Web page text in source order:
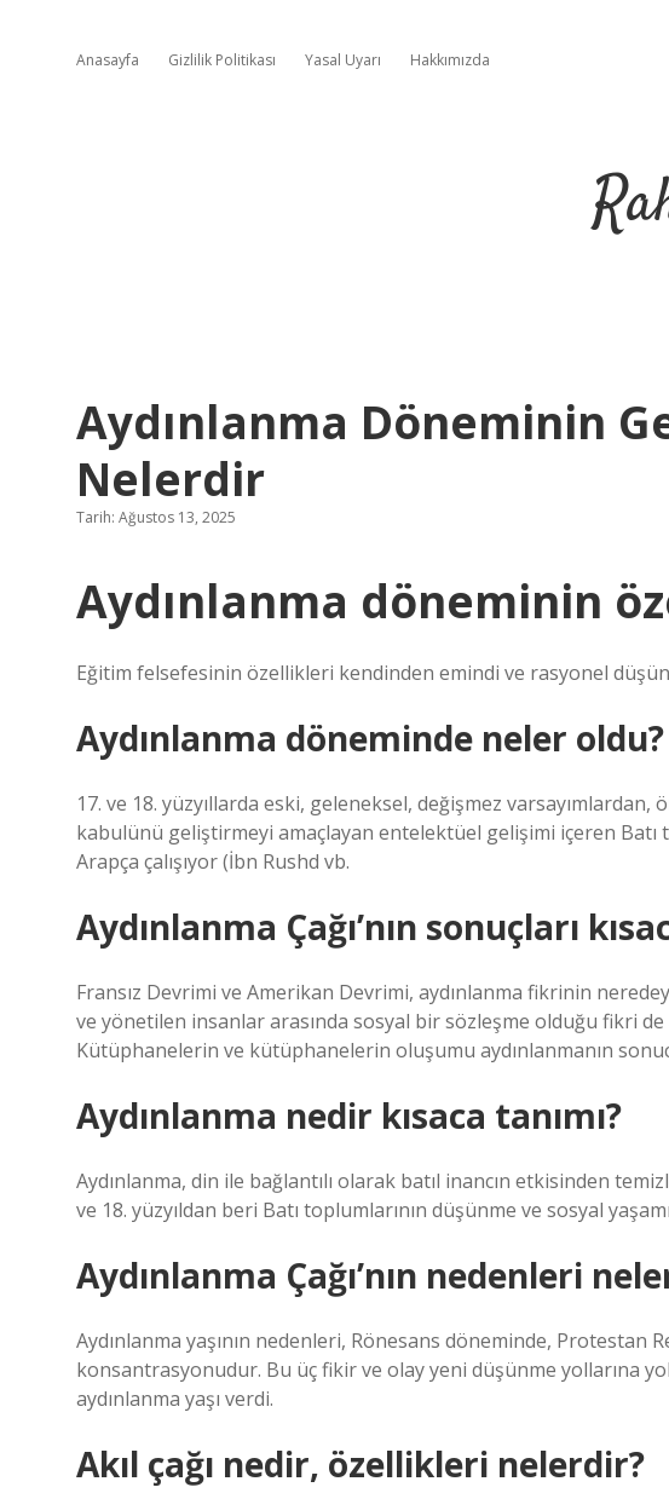
Anasayfa Gizlilik Politikası Yasal Uyarı Hakkımızda
Aydınlanma Döneminin
Nelerdir
Tarih: Ağustos 13, 2025
Aydınlanma döneminin
Eğitim felsefesinin özellikleri kendinden emindi ve rasyonel
Aydınlanma döneminde neler oldu?
17. ve 18. yüzyıllarda eski, geleneksel, değişmez
kabulünü geliştirmeyi amaçlayan entelektüel gelişimi içeren Batı
Arapça çalışıyor (İbn Rushd vb.
Aydınlanma Çağı’nın sonuçları
Fransız Devrimi ve Amerikan Devrimi, aydınlanma fikrinin
ve yönetilen insanlar arasında sosyal bir sözleşme olduğu fikri de
Kütüphanelerin ve kütüphanelerin oluşumu aydınlanmanın
Aydınlanma nedir kısaca tanımı?
Aydınlanma, din ile bağlantılı olarak batıl inancın etkisinden
ve 18. yüzyıldan beri Batı toplumlarının düşünme ve sosyal
Aydınlanma Çağı’nın nedenleri
Aydınlanma yaşının nedenleri, Rönesans döneminde,
konsantrasyonudur. Bu üç fikir ve olay yeni düşünme yollarına
aydınlanma yaşı verdi.
Akıl çağı nedir, özellikleri nelerdir?